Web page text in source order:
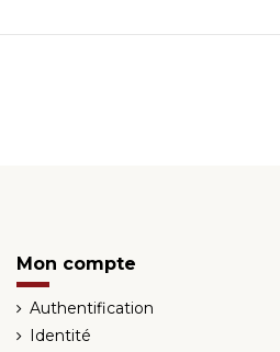
Mon compte
Authentification
Identité